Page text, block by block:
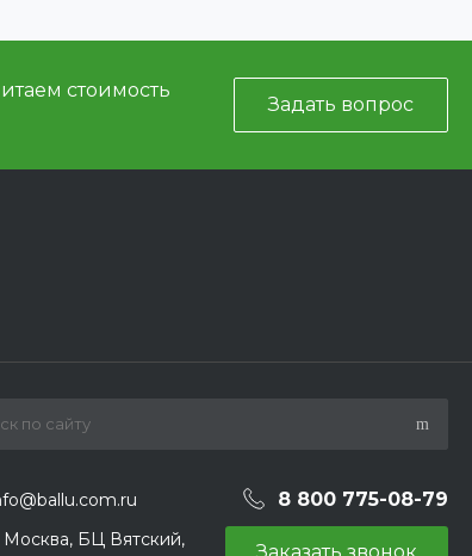
стоимость
Задать вопрос
8 800 775-08-79
Москва, БЦ Вятский,